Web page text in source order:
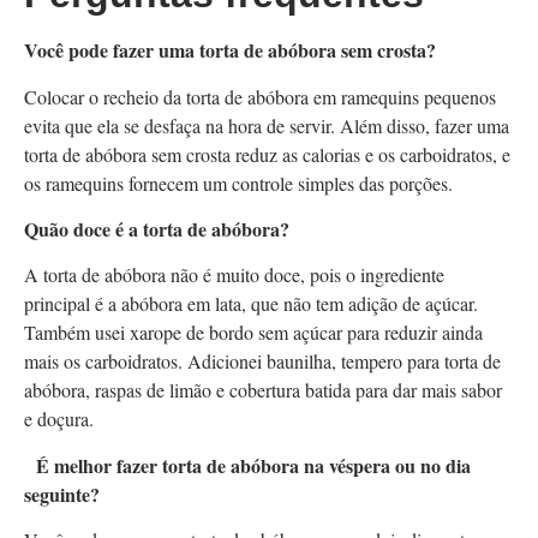
Você pode fazer uma torta de abóbora sem crosta?
Colocar o recheio da torta de abóbora em ramequins pequenos
evita que ela se desfaça na hora de servir. Além disso, fazer uma
torta de abóbora sem crosta reduz as calorias e os carboidratos, e
os ramequins fornecem um controle simples das porções.
Quão doce é a torta de abóbora?
A torta de abóbora não é muito doce, pois o ingrediente
principal é a abóbora em lata, que não tem adição de açúcar.
Também usei xarope de bordo sem açúcar para reduzir ainda
mais os carboidratos. Adicionei baunilha, tempero para torta de
abóbora, raspas de limão e cobertura batida para dar mais sabor
e doçura.
É melhor fazer torta de abóbora na véspera ou no dia
seguinte?